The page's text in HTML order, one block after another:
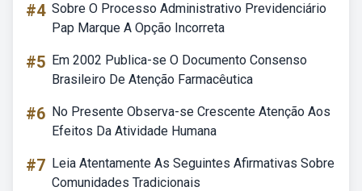
#4 Sobre O Processo Administrativo Previdenciário
Pap Marque A Opção Incorreta
#5 Em 2002 Publica-se O Documento Consenso
Brasileiro De Atenção Farmacêutica
#6 No Presente Observa-se Crescente Atenção Aos
Efeitos Da Atividade Humana
#7 Leia Atentamente As Seguintes Afirmativas Sobre
Comunidades Tradicionais